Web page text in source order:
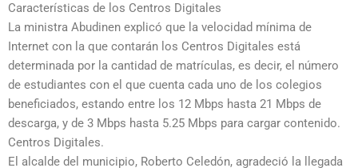
Características de los Centros Digitales
La ministra Abudinen explicó que la velocidad mínima de
Internet con la que contarán los Centros Digitales está
determinada por la cantidad de matrículas, es decir, el número
de estudiantes con el que cuenta cada uno de los colegios
beneficiados, estando entre los 12 Mbps hasta 21 Mbps de
descarga, y de 3 Mbps hasta 5.25 Mbps para cargar contenido.
Centros Digitales.
El alcalde del municipio, Roberto Celedón, agradeció la llegada